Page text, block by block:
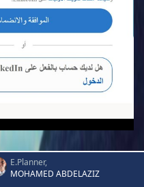
E.Planner,
MOHAMED ABDELAZIZ